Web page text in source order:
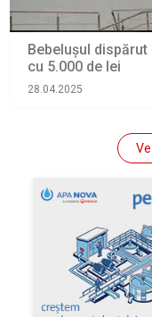
Bebelușul
cu 5.000 de lei
28.04.2025